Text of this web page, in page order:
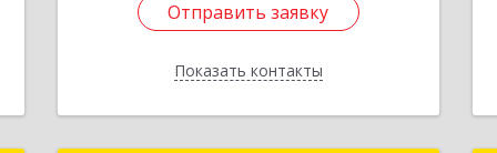
Отправить заявку
Показать контакты
Отправить заявку
Назад